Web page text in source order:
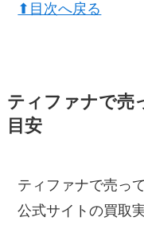
⬆︎目次へ戻る
ティファナで売
目安
ティファナで売っ
公式サイトの買取